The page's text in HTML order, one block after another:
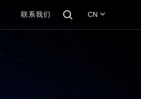
CN
联系我们